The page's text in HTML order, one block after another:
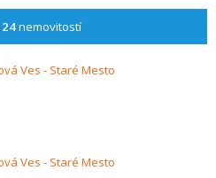
24nemovitostí